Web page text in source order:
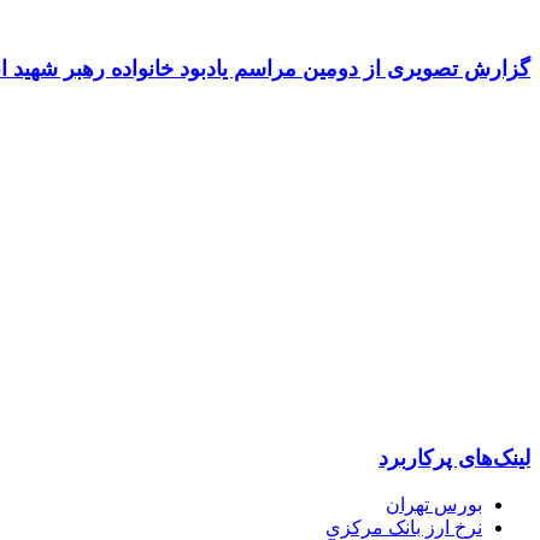
گزارش تصویری از دومین مراسم یادبود خانواده رهبر شهید
لینک‌های پرکاربرد
بورس تهران
نرخ ارز بانک مرکزی